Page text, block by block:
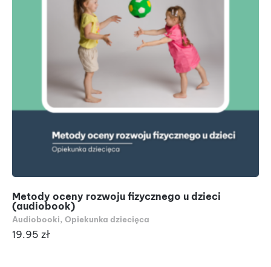
Metody oceny rozwoju fizycznego u dzieci
(audiobook)
Audiobooki, Opiekunka dziecięca
19.95 zł